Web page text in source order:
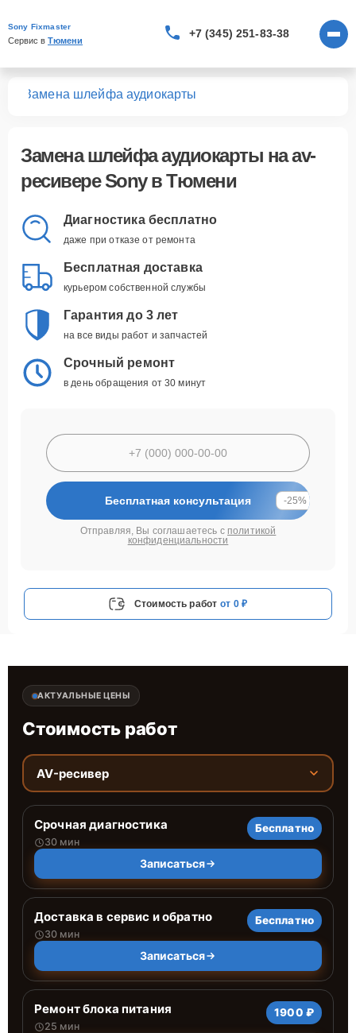
Sony Fixmaster
Сервис в Тюмени
+7 (345) 251-83-38
Замена шлейфа аудиокарты
Замена шлейфа аудиокарты на av-
ресивере Sony в Тюмени
Диагностика бесплатно
даже при отказе от ремонта
Бесплатная доставка
курьером собственной службы
Гарантия до 3 лет
на все виды работ и запчастей
Срочный ремонт
в день обращения от 30 минут
Бесплатная консультация -25%
Отправляя, Вы соглашаетесь с политикой
конфиденциальности
Стоимость работ от 0 ₽
АКТУАЛЬНЫЕ ЦЕНЫ
Стоимость работ
AV-ресивер
Срочная диагностика
30 мин
Бесплатно
Записаться
Доставка в сервис и обратно
30 мин
Бесплатно
Записаться
Ремонт блока питания
25 мин
1900 ₽